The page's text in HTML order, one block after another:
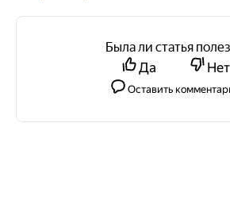
Была ли статья
Да
Нет
Оставить